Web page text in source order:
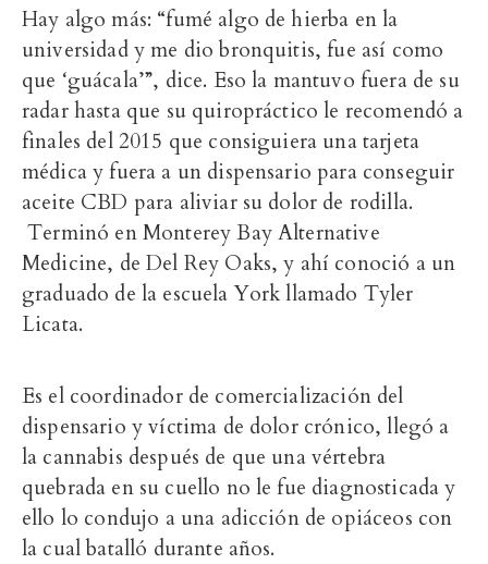
Hay algo más: “fumé algo de hierba en la
universidad y me dio bronquitis, fue así como
que ‘guácala’”, dice. Eso la mantuvo fuera de su
radar hasta que su quiropráctico le recomendó a
finales del 2015 que consiguiera una tarjeta
médica y fuera a un dispensario para conseguir
aceite CBD para aliviar su dolor de rodilla.
Terminó enMonterey Bay Alternative
Medicine, deDel Rey Oaks, y ahí conoció a un
graduado de la escuela York llamado Tyler
Licata.
Es el coordinador de comercializacióndel
dispensario y víctima de dolor crónico, llegó a
la cannabis después de que una vértebra
quebrada en su cuello no le fue diagnosticada y
ello lo condujo a una adicción de opiáceos con
la cual batalló durante años.